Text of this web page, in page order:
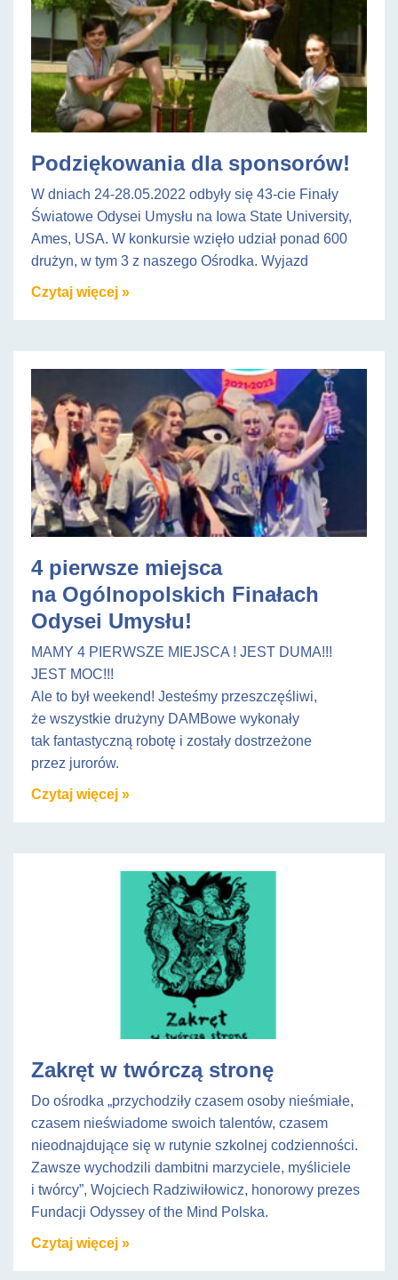
Podziękowania dla sponsorów!
W dniach 24-28.05.2022 odbyły się 43-cie Finały
Światowe Odysei Umysłu na Iowa State University,
Ames, USA. W konkursie wzięło udział ponad 600
drużyn, w tym 3 z naszego Ośrodka. Wyjazd
Czytaj więcej »
4 pierwsze miejsca
na Ogólnopolskich Finałach
Odysei Umysłu!
MAMY 4 PIERWSZE MIEJSCA ! JEST DUMA!!!
JEST MOC!!!
Ale to był weekend! Jesteśmy przeszczęśliwi,
że wszystkie drużyny DAMBowe wykonały
tak fantastyczną robotę i zostały dostrzeżone
przez jurorów.
Czytaj więcej »
Zakręt w twórczą stronę
Do ośrodka „przychodziły czasem osoby nieśmiałe,
czasem nieświadome swoich talentów, czasem
nieodnajdujące się w rutynie szkolnej codzienności.
Zawsze wychodzili dambitni marzyciele, myśliciele
i twórcy”, Wojciech Radziwiłowicz, honorowy prezes
Fundacji Odyssey of the Mind Polska.
Czytaj więcej »